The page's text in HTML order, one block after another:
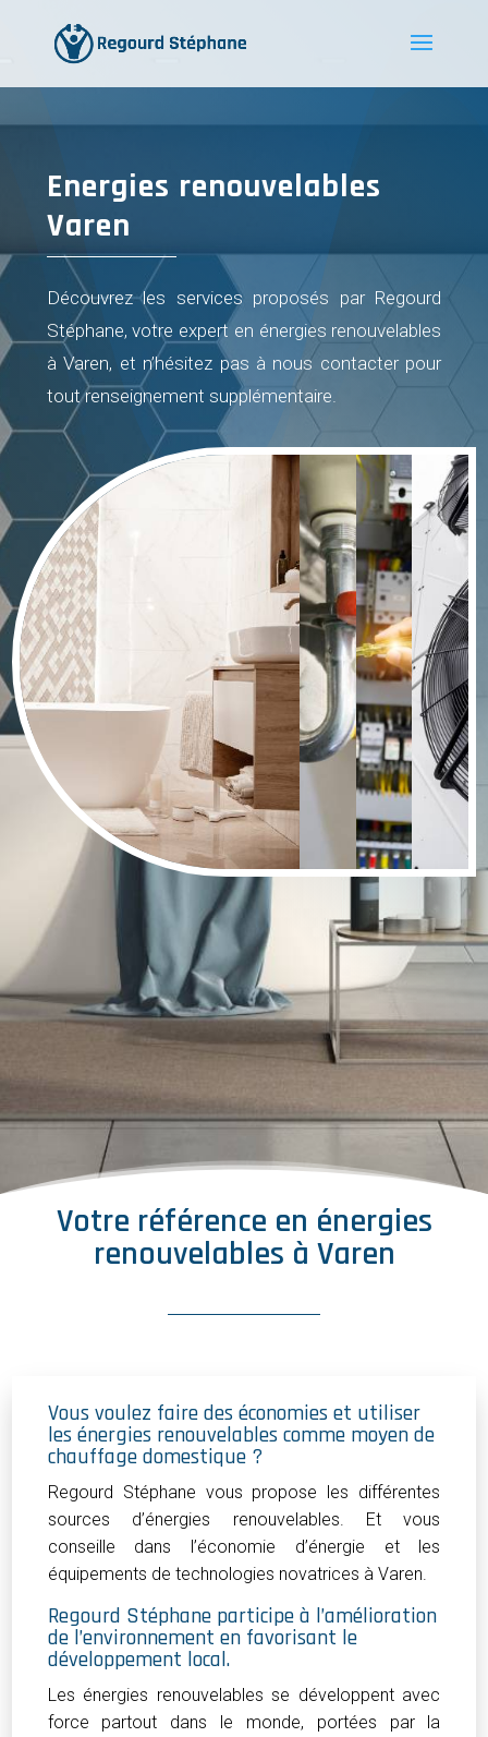
Energies renouvelables
Varen
Découvrez les services proposés par Regourd
Stéphane, votre expert en énergies renouvelables
à Varen, et n’hésitez pas à nous contacter pour
tout renseignement supplémentaire.
Votre référence en énergies
renouvelables à Varen
Vous voulez faire des économies et utiliser
les énergies renouvelables comme moyen de
chauffage domestique ?
Regourd Stéphane vous propose les différentes
sources d’énergies renouvelables. Et vous
conseille dans l’économie d’énergie et les
équipements de technologies novatrices à Varen.
Regourd Stéphane participe à l’amélioration
de l’environnement en favorisant le
développement local.
Les énergies renouvelables se développent avec
force partout dans le monde, portées par la